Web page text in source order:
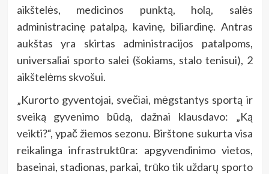
aikštelės, medicinos punktą, holą, salės
administracinę patalpą, kavinę, biliardinę. Antras
aukštas yra skirtas administracijos patalpoms,
universaliai sporto salei (šokiams, stalo tenisui), 2
aikštelėms skvošui.
„Kurorto gyventojai, svečiai, mėgstantys sportą ir
sveiką gyvenimo būdą, dažnai klausdavo: „Ką
veikti?“, ypač žiemos sezonu. Birštone sukurta visa
reikalinga infrastruktūra: apgyvendinimo vietos,
baseinai, stadionas, parkai, trūko tik uždarų sporto